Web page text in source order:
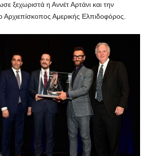
ξεχωριστά η Αννέτ Αρτάνι και την
Αμερικής Ελπιδοφόρος.